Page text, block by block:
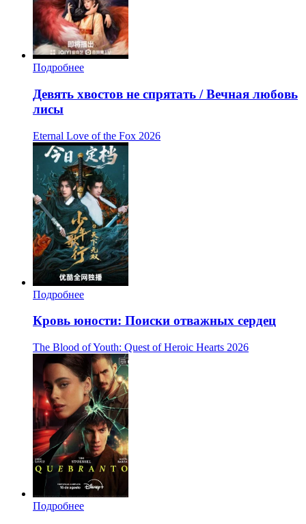
Подробнее
Девять хвостов не спрятать / Вечная любовь
лисы
Eternal Love of the Fox 2026
Подробнее
Кровь юности: Поиски отважных сердец
The Blood of Youth: Quest of Heroic Hearts 2026
Подробнее